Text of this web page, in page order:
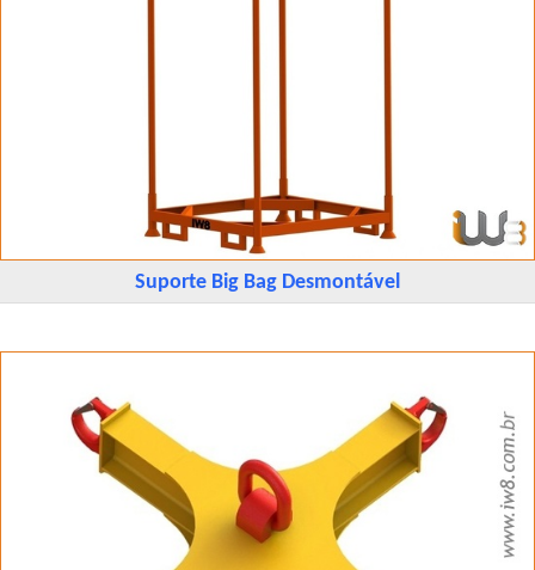
Suporte Big Bag Desmontável